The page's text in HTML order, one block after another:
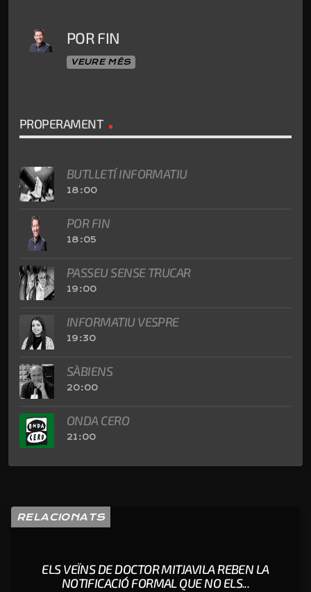
POR FIN
VEURE MÉS
PROPERAMENT
BUTLLETÍ INFORMATIU
18:00
POR FIN
18:05
PASSEU SENSE TRUCAR
19:00
INFORMATIU VESPRE
19:30
SÀBIENS
20:00
ONDA CERO
21:00
RELACIONATS
ELS VEÏNS DE DOCTOR MITJAVILA REBEN LA
NOTIFICACIÓ FORMAL QUE NO ELS...